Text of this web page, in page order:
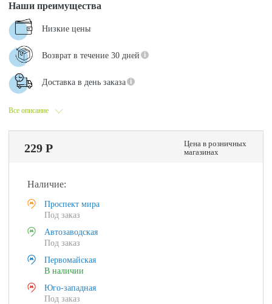
Все описание
Наши преимущества
Низкие цены
Возврат в течение 30 дней
Доставка в день заказа
229 Р
Цена в розничных
магазинах
Наличие:
Проспект мира
Под заказ
Автозаводская
Под заказ
Первомайская
В наличии
Юго-западная
Под заказ